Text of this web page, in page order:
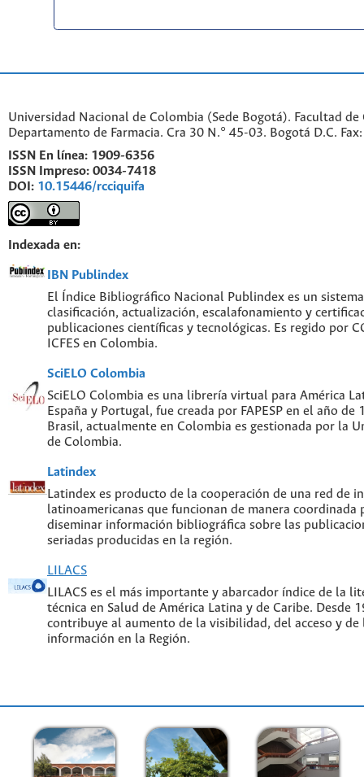
Universidad Nacional de Colombia (Sede Bogotá). Facultad de
Departamento de Farmacia. Cra 30 N.° 45-03. Bogotá D.C.
ISSN En línea: 1909-6356
ISSN Impreso: 0034-7418
DOI: 10.15446/rcciquifa
Indexada en:
IBN Publindex
El Índice Bibliográfico Nacional Publindex es un
clasificación, actualización, escalafonamiento y
publicaciones científicas y tecnológicas. Es regido por
ICFES en Colombia.
SciELO Colombia
SciELO Colombia es una librería virtual para América
España y Portugal, fue creada por FAPESP en el año de
Brasil, actualmente en Colombia es gestionada por la
de Colombia.
Latindex
Latindex es producto de la cooperación de una red de
latinoamericanas que funcionan de manera coordinada
diseminar información bibliográfica sobre las
seriadas producidas en la región.
LILACS
LILACS es el más importante y abarcador índice de la
técnica en Salud de América Latina y de Caribe. Desde
contribuye al aumento de la visibilidad, del acceso y de
información en la Región.